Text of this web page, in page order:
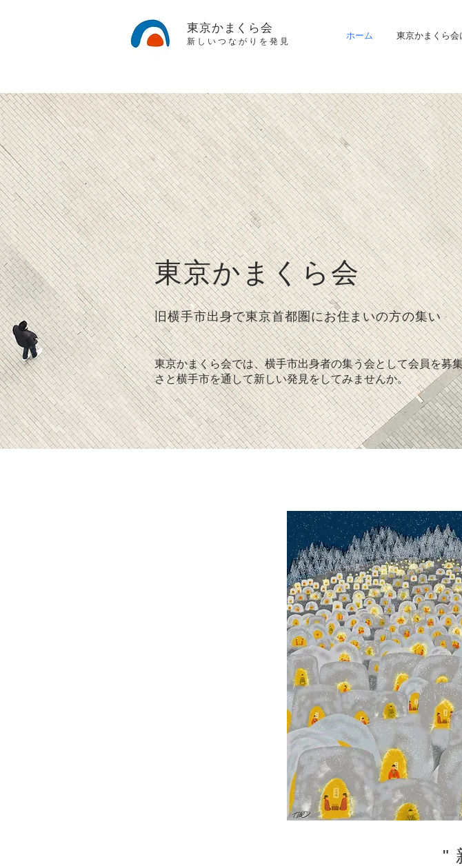
東京かまくら会
新しいつながりを発見
ホーム 東京かまくら会
東京かまくら会
旧横手市出身で東京首都圏にお住まいの方の集い
東京かまくら会では、横手市出身者の集う会として会員を募
さと横手市を通して新しい発見をしてみませんか。
"